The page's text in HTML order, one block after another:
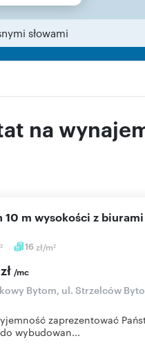
słowami
na
2 16zł/m2
10 m wysokości z
/mc
Bytom, ul. Strzelców
zaprezentować
wybudowan...